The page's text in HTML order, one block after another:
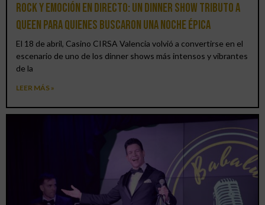
Rock y emoción en directo: un Dinner Show Tributo a
Queen para quienes buscaron una noche épica
El 18 de abril, Casino CIRSA Valencia volvió a convertirse en el
escenario de uno de los dinner shows más intensos y vibrantes
de la
LEER MÁS »